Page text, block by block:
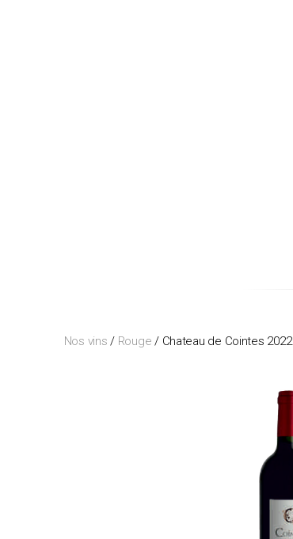
Nos vins / Rouge / Chateau de Cointes 2022